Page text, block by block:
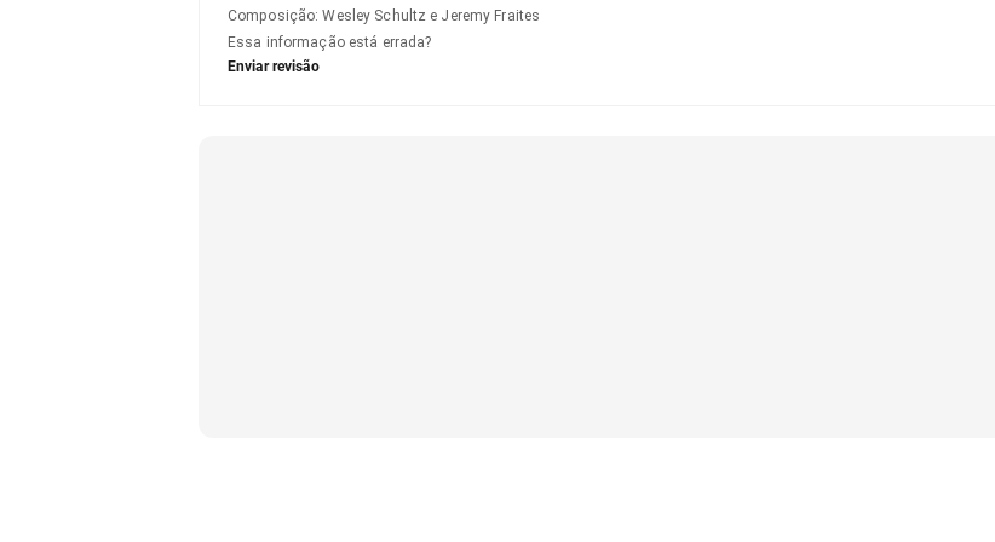
Composição:Wesley Schultz e Jeremy Fraites
Essa informação está errada?
Enviar revisão